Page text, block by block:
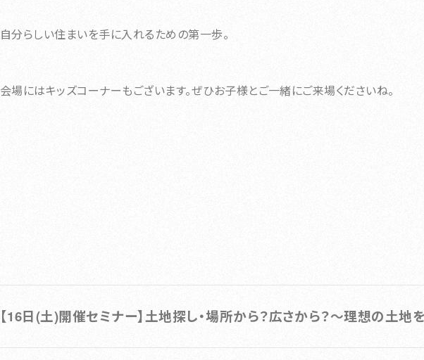
自分らしい住まいを手に入れるための第一歩。
会場にはキッズコーナーもございます。ぜひお子様とご一緒にご来場くださいね。
【16日(土)開催セミナー】土地探し・場所から？広さから？～理想の土地